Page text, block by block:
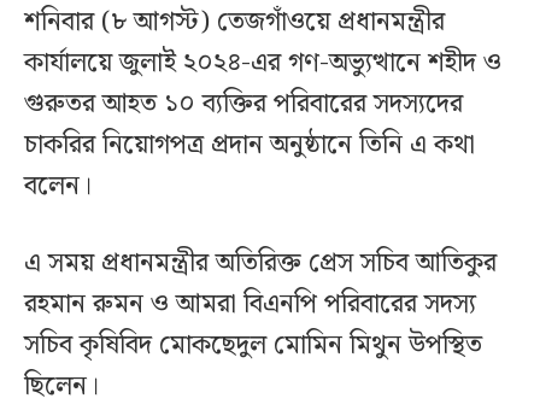
শনিবার (৮ আগস্ট) তেজগাঁওয়ে প্রধানমন্ত্রীর
কার্যালয়ে জুলাই ২০২৪-এর গণ-অভ্যুত্থানে শহীদ ও
গুরুতর আহত ১০ ব্যক্তির পরিবারের সদস্যদের
চাকরির নিয়োগপত্র প্রদান অনুষ্ঠানে তিনি এ কথা
বলেন।
এ সময় প্রধানমন্ত্রীর অতিরিক্ত প্রেস সচিব আতিকুর
রহমান রুমন ও আমরা বিএনপি পরিবারের সদস্য
সচিব কৃষিবিদ মোকছেদুল মোমিন মিথুন উপস্থিত
ছিলেন।